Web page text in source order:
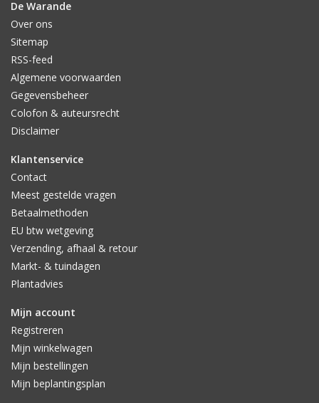
De Warande
Over ons
Sitemap
RSS-feed
Algemene voorwaarden
Gegevensbeheer
Colofon & auteursrecht
Disclaimer
Klantenservice
Contact
Meest gestelde vragen
Betaalmethoden
EU btw wetgeving
Verzending, afhaal & retour
Markt- & tuindagen
Plantadvies
Mijn account
Registreren
Mijn winkelwagen
Mijn bestellingen
Mijn beplantingsplan